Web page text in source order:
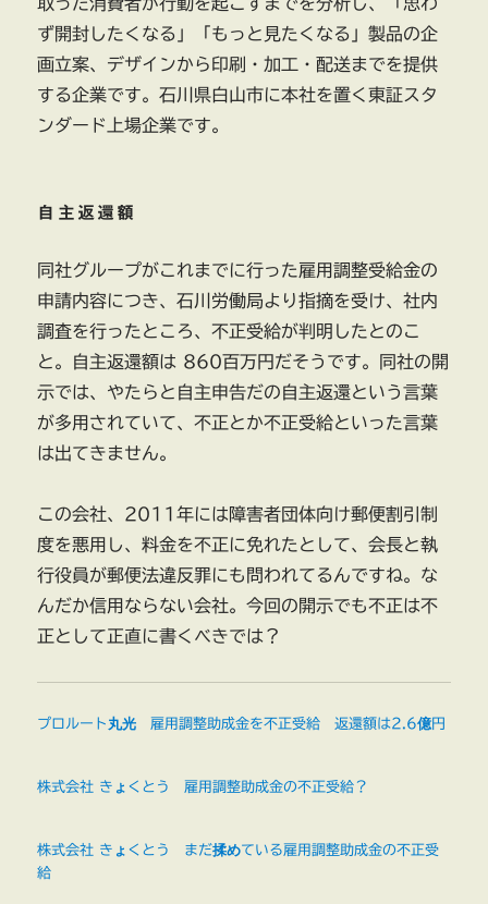
取った消費者が行動を起こすまでを分析し、「思わ
ず開封したくなる」「もっと見たくなる」製品の企
画立案、デザインから印刷・加工・配送までを提供
する企業です。石川県白山市に本社を置く東証スタ
ンダード上場企業です。
自主返還額
同社グループがこれまでに行った雇用調整受給金の
申請内容につき、石川労働局より指摘を受け、社内
調査を行ったところ、不正受給が判明したとのこ
と。自主返還額は 860百万円だそうです。同社の開
示では、やたらと自主申告だの自主返還という言葉
が多用されていて、不正とか不正受給といった言葉
は出てきません。
この会社、2011年には障害者団体向け郵便割引制
度を悪用し、料金を不正に免れたとして、会長と執
行役員が郵便法違反罪にも問われてるんですね。な
んだか信用ならない会社。今回の開示でも不正は不
正として正直に書くべきでは？
プロルート丸光 雇用調整助成金を不正受給 返還額は2.6億円
株式会社 きょくとう 雇用調整助成金の不正受給？
株式会社 きょくとう まだ揉めている雇用調整助成金の不正受
給